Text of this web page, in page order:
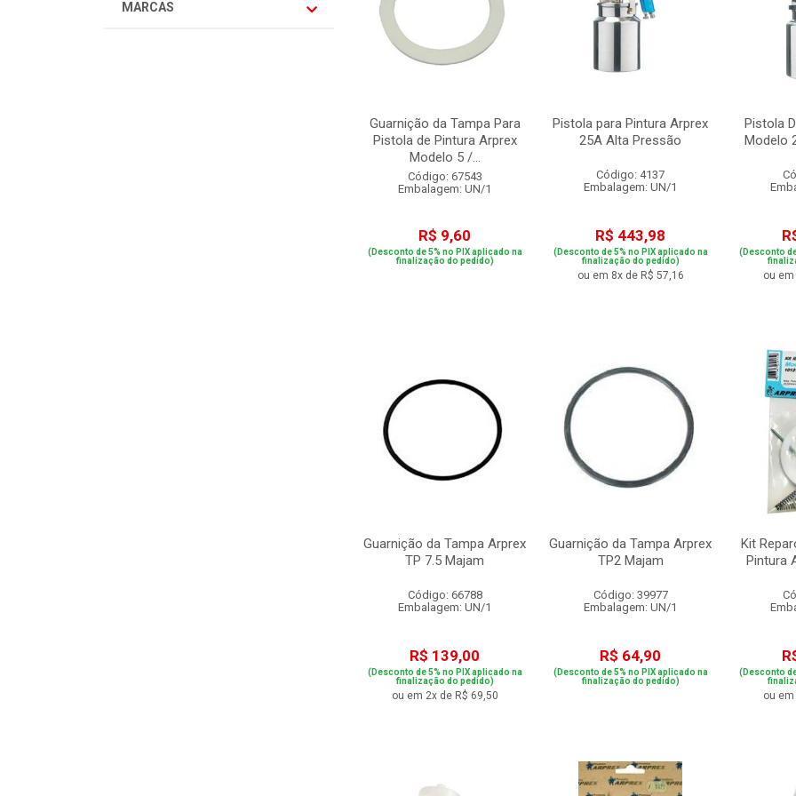
MARCAS
Guarnição da Tampa Para
Pistola de Pintura Arprex
Modelo 5 /...
Código: 67543
Embalagem: UN/1
R$ 9,60
(Desconto de 5% no PIX aplicado na
finalização do pedido)
Pistola para Pintura Arprex
25A Alta Pressão
Código: 4137
Embalagem: UN/1
R$ 443,98
(Desconto de 5% no PIX aplicado na
finalização do pedido)
ou em 8x de R$ 57,16
Pistola
Modelo
(Desconto
ou
Guarnição da Tampa Arprex
TP 7.5 Majam
Código: 66788
Embalagem: UN/1
R$ 139,00
(Desconto de 5% no PIX aplicado na
finalização do pedido)
ou em 2x de R$ 69,50
Guarnição da Tampa Arprex
TP2 Majam
Código: 39977
Embalagem: UN/1
R$ 64,90
(Desconto de 5% no PIX aplicado na
finalização do pedido)
Kit
Pintura
(Desconto
ou